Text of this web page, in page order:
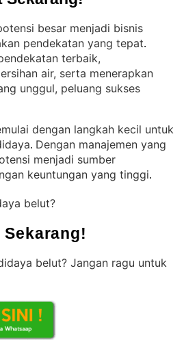
besar menjadi bisnis
pendekatan yang tepat
terbaik,
air, serta menerapkan
unggul, peluang sukses
dengan langkah kecil untuk
. Dengan manajemen yang
menjadi sumber
keuntungan yang tinggi.
belut?
belut? Jangan ragu untuk